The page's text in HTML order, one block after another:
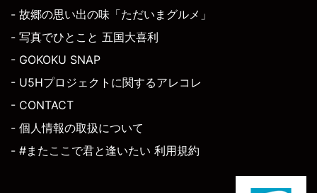
- 故郷の思い出の味「ただいまグルメ」
- 写真でひとこと 五国大喜利
- GOKOKU SNAP
- U5Hプロジェクトに関するアレコレ
- CONTACT
- 個人情報の取扱について
- #またここで君と逢いたい 利用規約